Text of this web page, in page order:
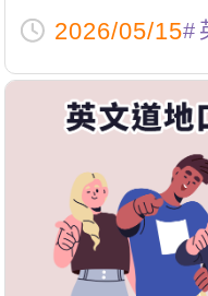
重又不失立場。
教你「偏見」的
些語感差異，你
言，更是一種文
2026/05/15